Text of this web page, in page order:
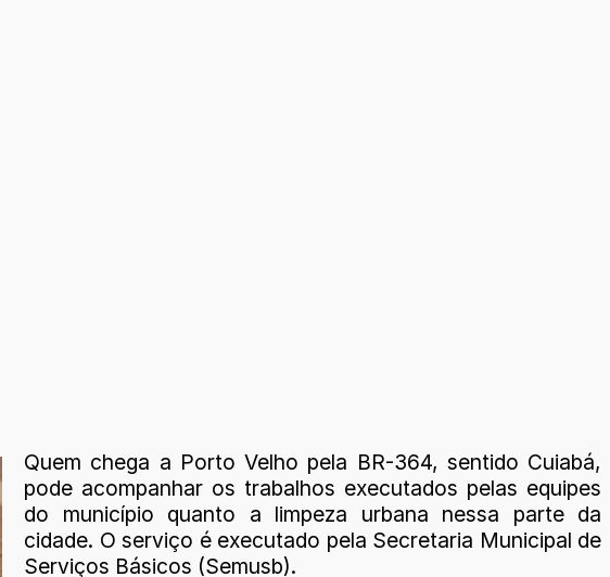
Quem chega a Porto Velho pela BR-364, sentido Cuiabá,
pode acompanhar os trabalhos executados pelas equipes
do município quanto a limpeza urbana nessa parte da
cidade. O serviço é executado pela Secretaria Municipal de
Serviços Básicos (Semusb).